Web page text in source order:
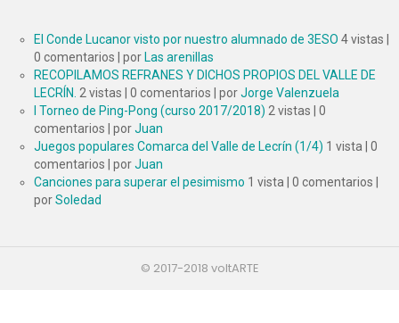
El Conde Lucanor visto por nuestro alumnado de 3ESO 4 vistas
0 comentarios
por Las arenillas
RECOPILAMOS REFRANES Y DICHOS PROPIOS DEL VALLE DE
LECRÍN. 2 vistas 0 comentarios porJorge Valenzuela
I Torneo de Ping-Pong (curso 2017/2018) 2 vistas
0
comentarios
porJuan
Juegos populares Comarca del Valle de Lecrín (1/4) 1 vista 0
comentarios
porJuan
Canciones para superar el pesimismo 1 vista 0 comentarios
porSoledad
© 2017-2018 voltARTE